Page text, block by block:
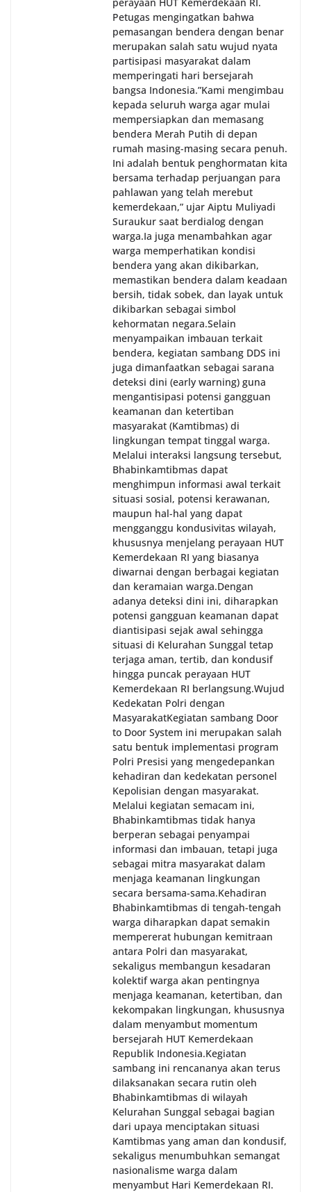
Petugas mengingatkan bahwa
pemasangan bendera dengan benar
merupakan salah satu wujud nyata
partisipasi masyarakat dalam
memperingati hari bersejarah
bangsa Indonesia.‎‎”Kami mengimbau
kepada seluruh warga agar mulai
mempersiapkan dan memasang
bendera Merah Putih di depan
rumah masing-masing secara penuh.
Ini adalah bentuk penghormatan kita
bersama terhadap perjuangan para
pahlawan yang telah merebut
kemerdekaan,” ujar Aiptu Muliyadi
Suraukur saat berdialog dengan
warga.‎‎Ia juga menambahkan agar
warga memperhatikan kondisi
bendera yang akan dikibarkan,
memastikan bendera dalam keadaan
bersih, tidak sobek, dan layak untuk
dikibarkan sebagai simbol
kehormatan negara.‎‎‎Selain
menyampaikan imbauan terkait
bendera, kegiatan sambang DDS ini
juga dimanfaatkan sebagai sarana
deteksi dini (early warning) guna
mengantisipasi potensi gangguan
keamanan dan ketertiban
masyarakat (Kamtibmas) di
lingkungan tempat tinggal warga.
Melalui interaksi langsung tersebut,
Bhabinkamtibmas dapat
menghimpun informasi awal terkait
situasi sosial, potensi kerawanan,
maupun hal-hal yang dapat
mengganggu kondusivitas wilayah,
khususnya menjelang perayaan HUT
Kemerdekaan RI yang biasanya
diwarnai dengan berbagai kegiatan
dan keramaian warga.‎‎Dengan
adanya deteksi dini ini, diharapkan
potensi gangguan keamanan dapat
diantisipasi sejak awal sehingga
situasi di Kelurahan Sunggal tetap
terjaga aman, tertib, dan kondusif
hingga puncak perayaan HUT
Kemerdekaan RI berlangsung.‎‎Wujud
Kedekatan Polri dengan
Masyarakat‎Kegiatan sambang Door
to Door System ini merupakan salah
satu bentuk implementasi program
Polri Presisi yang mengedepankan
kehadiran dan kedekatan personel
Kepolisian dengan masyarakat.
Melalui kegiatan semacam ini,
Bhabinkamtibmas tidak hanya
berperan sebagai penyampai
informasi dan imbauan, tetapi juga
sebagai mitra masyarakat dalam
menjaga keamanan lingkungan
secara bersama-sama.‎‎Kehadiran
Bhabinkamtibmas di tengah-tengah
warga diharapkan dapat semakin
mempererat hubungan kemitraan
antara Polri dan masyarakat,
sekaligus membangun kesadaran
kolektif warga akan pentingnya
menjaga keamanan, ketertiban, dan
kekompakan lingkungan, khususnya
dalam menyambut momentum
bersejarah HUT Kemerdekaan
Republik Indonesia.‎Kegiatan
sambang ini rencananya akan terus
dilaksanakan secara rutin oleh
Bhabinkamtibmas di wilayah
Kelurahan Sunggal sebagai bagian
dari upaya menciptakan situasi
Kamtibmas yang aman dan kondusif,
sekaligus menumbuhkan semangat
nasionalisme warga dalam
menyambut Hari Kemerdekaan RI.